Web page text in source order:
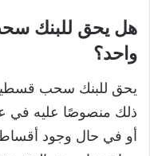
هل يحق للبنك
واحد؟
يحق للبنك سحب
ذلك منصوصًا عليه في
أو في حال وجود